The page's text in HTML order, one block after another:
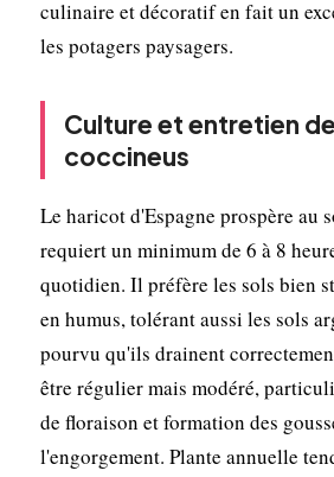
culinaire et décoratif en fait un
les potagers paysagers.
Culture et entretien
coccineus
Le haricot d'Espagne prospère au
requiert un minimum de 6 à 8
quotidien. Il préfère les sols bien
en humus, tolérant aussi les sols
pourvu qu'ils drainent
être régulier mais modéré,
de floraison et formation des
l'engorgement. Plante annuelle